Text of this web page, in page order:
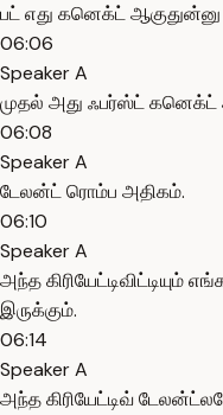
பட் எது கனெக்ட்
06:06
Speaker A
முதல் அது ஃபர்ஸ்ட் கனெக்ட்
06:08
Speaker A
டேலன்ட் ரொம்ப அதிகம்.
06:10
Speaker A
அந்த கிரியேட்டிவிட்டியும்
இருக்கும்.
06:14
Speaker A
அந்த கிரியேட்டிவ்